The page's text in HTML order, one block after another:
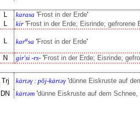
L karasa 'Frost in der Erde'
L
kir 'Frost in der Erde; Eisrinde; gefrorene
L karasa 'Frost in der Erde'
N gir'si -rs- 'Frost in der Erde; Eisrinde;
Trj kȧrtəγ : pŏj-kȧrtəγ'dünne Eiskruste auf
DN
kȧrtəm 'dünne Eiskruste auf dem